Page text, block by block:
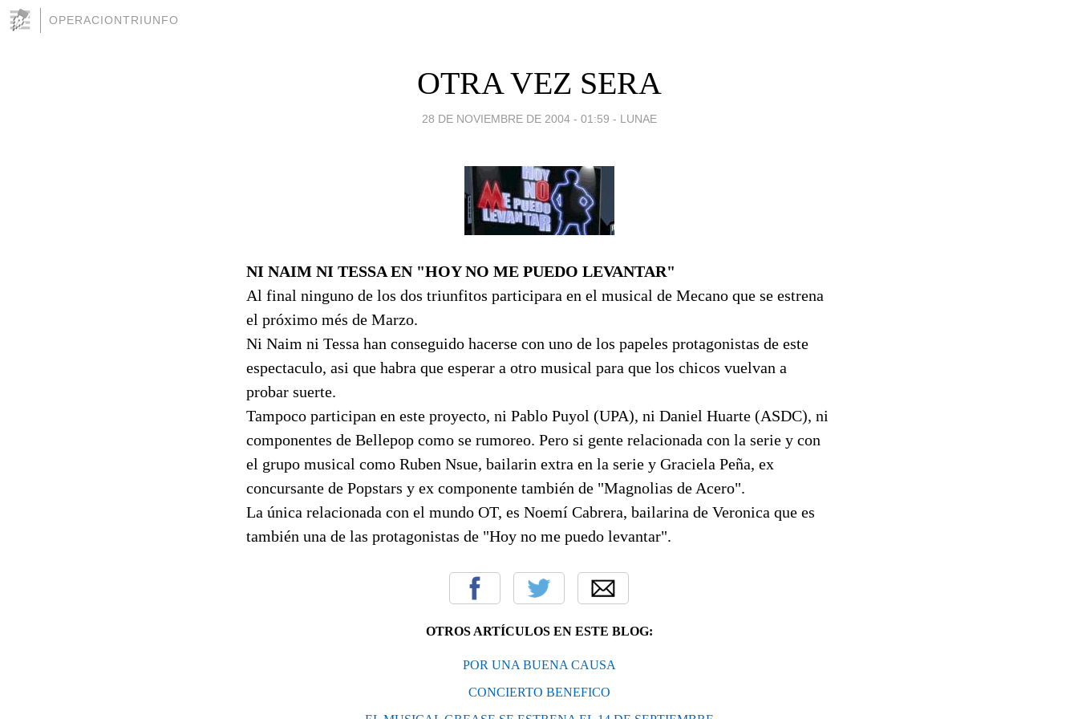
OPERACIONTRIUNFO
OTRA VEZ SERA
28 DE NOVIEMBRE DE 2004 - 01:59 - LUNAE
NI NAIM NI TESSA EN "HOY NO ME PUEDO LEVANTAR"
Al final ninguno de los dos triunfitos participara en el musical de Mecano que se estrena
el próximo més de Marzo.
Ni Naim ni Tessa han conseguido hacerse con uno de los papeles protagonistas de este
espectaculo, asi que habra que esperar a otro musical para que los chicos vuelvan a
probar suerte.
Tampoco participan en este proyecto, ni Pablo Puyol (UPA), ni Daniel Huarte (ASDC), ni
componentes de Bellepop como se rumoreo. Pero si gente relacionada con la serie y con
el grupo musical como Ruben Nsue, bailarin extra en la serie y Graciela Peña, ex
concursante de Popstars y ex componente también de "Magnolias de Acero".
La única relacionada con el mundo OT, es Noemí Cabrera, bailarina de Veronica que es
también una de las protagonistas de "Hoy no me puedo levantar".
OTROS ARTÍCULOS EN ESTE BLOG:
POR UNA BUENA CAUSA
CONCIERTO BENEFICO